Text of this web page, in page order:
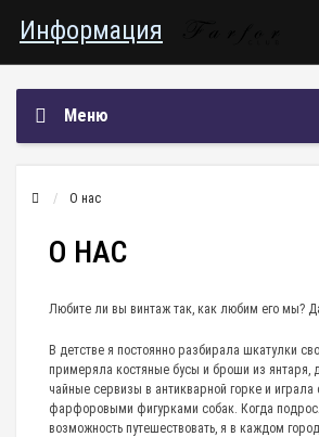
Информация
Меню
О нас
О НАС
Любите ли вы винтаж так, как любим его мы?
В детстве я постоянно разбирала шкатулки
примеряла костяные бусы и броши из янтаря,
чайные сервизы в антикварной горке и
фарфоровыми фигурками собак. Когда
возможность путешествовать, я в каждом